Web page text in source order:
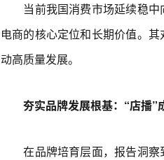
当前我国消费市场延续稳中
电商的核心定位和长期价值。
动高质量发展。
夯实品牌发展根基：“店播”
在品牌培育层面，报告洞察